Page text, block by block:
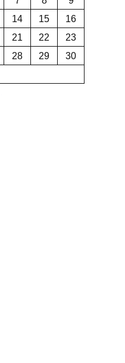
14 15
16
21 22
23
28 29
30